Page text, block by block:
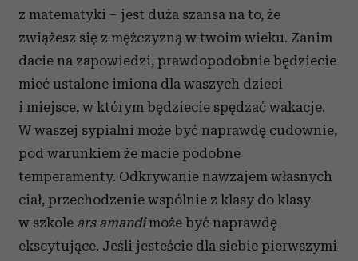
z matematyki – jest duża szansa na to, że
zwiążesz się z mężczyzną w twoim wieku. Zanim
dacie na zapowiedzi, prawdopodobnie będziecie
mieć ustalone imiona dla waszych dzieci
i miejsce, w którym będziecie spędzać wakacje.
W waszej sypialni może być naprawdę cudownie,
pod warunkiem że macie podobne
temperamenty. Odkrywanie nawzajem własnych
ciał, przechodzenie wspólnie z klasy do klasy
w szkole ars amandimoże być naprawdę
ekscytujące. Jeśli jesteście dla siebie pierwszymi